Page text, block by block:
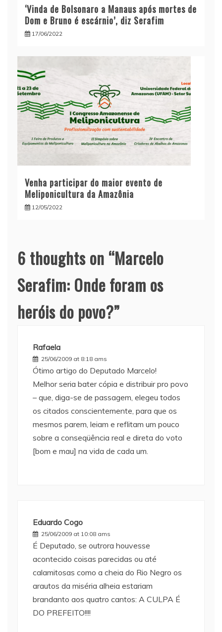
‘Vinda de Bolsonaro a Manaus após mortes de
Dom e Bruno é escárnio’, diz Serafim
17/06/2022
Venha participar do maior evento de
Meliponicultura da Amazônia
12/05/2022
6 thoughts on “Marcelo
Serafim: Onde foram os
heróis do povo?”
Rafaela
25/06/2009 at 8:18 ams
Ótimo artigo do Deputado Marcelo!
Melhor seria bater cópia e distribuir pro povo
– que, diga-se de passagem, elegeu todos
os citados conscientemente, para que os
mesmos parem, leiam e reflitam um pouco
sobre a conseqüência real e direta do voto
[bom e mau] na vida de cada um.
Eduardo Cogo
25/06/2009 at 10:08 ams
É Deputado, se outrora houvesse
acontecido coisas parecidas ou até
calamitosas como a cheia do Rio Negro os
arautos da miséria alheia estariam
brandanto aos quatro cantos: A CULPA É
DO PREFEITO!!!!